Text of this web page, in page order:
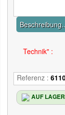
Beschreibung..
Technik" :
Referenz :
AUF LAGER